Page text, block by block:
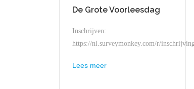
De Grote Voorleesdag
Inschrijven:
https://nl.surveymonkey.com/r/
Lees meer